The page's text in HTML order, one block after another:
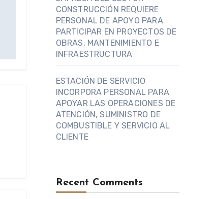
CONSTRUCCIÓN REQUIERE
PERSONAL DE APOYO PARA
PARTICIPAR EN PROYECTOS DE
OBRAS, MANTENIMIENTO E
INFRAESTRUCTURA
ESTACIÓN DE SERVICIO
INCORPORA PERSONAL PARA
APOYAR LAS OPERACIONES DE
ATENCIÓN, SUMINISTRO DE
COMBUSTIBLE Y SERVICIO AL
CLIENTE
Recent Comments